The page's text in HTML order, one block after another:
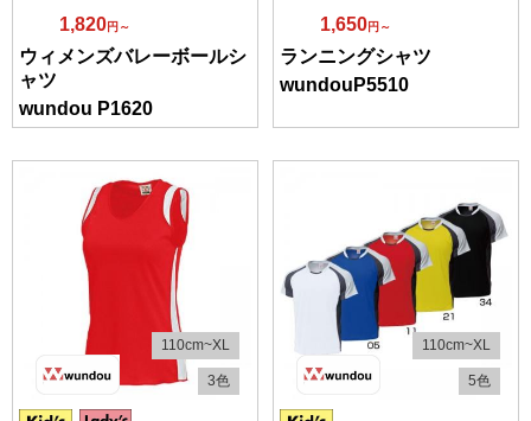
1,820円～
ウィメンズバレーボールシ
ャツ
wundou P1620
1,650円～
ランニングシャツ
wundouP5510
3色
110cm~XL
5色
110cm~XL